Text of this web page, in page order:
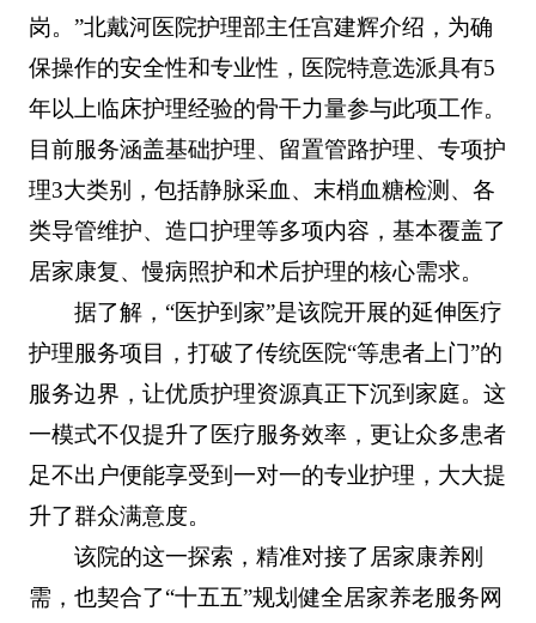
岗。”北戴河医院护理部主任宫建辉介绍，为确
保操作的安全性和专业性，医院特意选派具有5
年以上临床护理经验的骨干力量参与此项工作。
目前服务涵盖基础护理、留置管路护理、专项护
理3大类别，包括静脉采血、末梢血糖检测、各
类导管维护、造口护理等多项内容，基本覆盖了
居家康复、慢病照护和术后护理的核心需求。
据了解，“医护到家”是该院开展的延伸医疗
护理服务项目，打破了传统医院“等患者上门”的
服务边界，让优质护理资源真正下沉到家庭。这
一模式不仅提升了医疗服务效率，更让众多患者
足不出户便能享受到一对一的专业护理，大大提
升了群众满意度。
该院的这一探索，精准对接了居家康养刚
需，也契合了“十五五”规划健全居家养老服务网